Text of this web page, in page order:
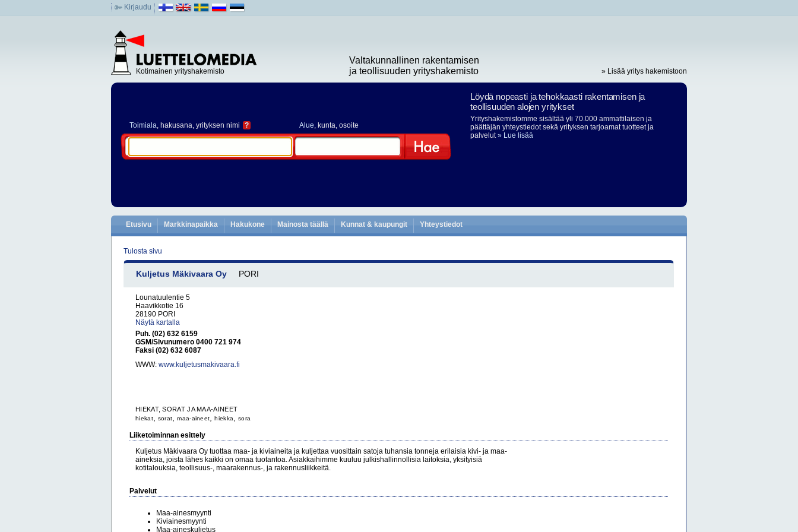
Kirjaudu
Kotimainen yrityshakemisto
Valtakunnallinen rakentamisen
ja teollisuuden yrityshakemisto
» Lisää yritys hakemistoon
Toimiala, hakusana, yrityksen nimi ? Alue, kunta, osoite
Löydä nopeasti ja tehokkaasti rakentamisen ja
teollisuuden alojen yritykset
Yrityshakemistomme sisältää yli 70.000 ammattilaisen ja
päättäjän yhteystiedot sekä yrityksen tarjoamat tuotteet ja
palvelut» Lue lisää
Etusivu Markkinapaikka Hakukone Mainosta täällä Kunnat & kaupungit Yhteystiedot
Tulosta sivu
Kuljetus Mäkivaara Oy PORI
Lounatuulentie 5
Haavikkotie 16
28190 PORI
Näytä kartalla
Puh. (02) 632 6159
GSM/Sivunumero 0400 721 974
Faksi (02) 632 6087
WWW: www.kuljetusmakivaara.fi
HIEKAT, SORAT JA MAA-AINEET
hiekat, sorat ,maa-aineet ,hiekka ,sora
Liiketoiminnan esittely
Kuljetus Mäkivaara Oy tuottaa maa- ja kiviaineita ja kuljettaa vuosittain satoja tuhansia tonneja erilaisia kivi- ja maa-
aineksia, joista lähes kaikki on omaa tuotantoa. Asiakkaihimme kuuluu julkishallinnollisia laitoksia, yksityisiä
kotitalouksia, teollisuus-, maarakennus-, ja rakennusliikkeitä.
Palvelut
Maa-ainesmyynti
Kiviainesmyynti
Maa-aineskuljetus